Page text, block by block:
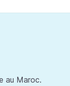
au Maroc.